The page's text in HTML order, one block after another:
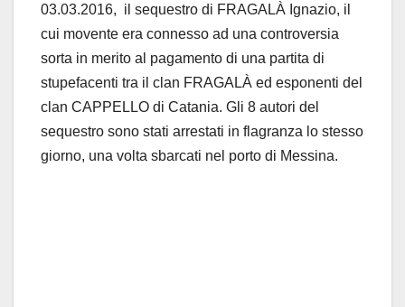
03.03.2016, il sequestro di FRAGALÀ Ignazio, il
cui movente era connesso ad una controversia
sorta in merito al pagamento di una partita di
stupefacenti tra il clan FRAGALÀ ed esponenti del
clan CAPPELLO di Catania. Gli 8 autori del
sequestro sono stati arrestati in flagranza lo stesso
giorno, una volta sbarcati nel porto di Messina.